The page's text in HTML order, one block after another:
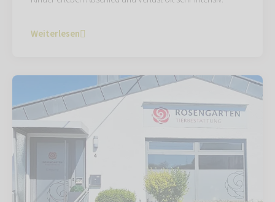
Weiterlesen